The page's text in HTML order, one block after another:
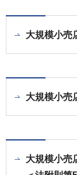
大規模小売
大規模小売
大規模小売